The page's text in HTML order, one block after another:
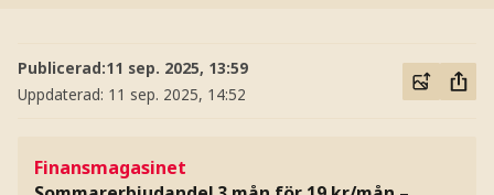
Publicerad:11 sep. 2025, 13:59
Uppdaterad: 11 sep. 2025, 14:52
Finansmagasinet